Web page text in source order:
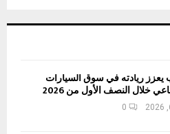
يعزز ريادته في سوق السيارات
خلال النصف الأول من 2026
0